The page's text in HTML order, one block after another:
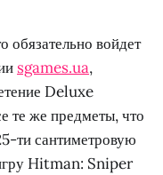
обязательно войдет
sgames.ua,
Deluxe
те же предметы, что
ти сантиметровую
Hitman: Sniper